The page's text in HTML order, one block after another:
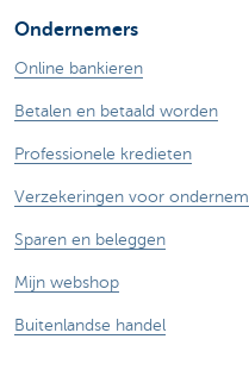
Ondernemers
Online bankieren
Betalen en betaald worden
Professionele kredieten
Verzekeringen voor
Sparen en beleggen
Mijn webshop
Buitenlandse handel